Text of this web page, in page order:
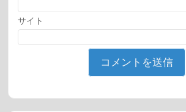
サイト